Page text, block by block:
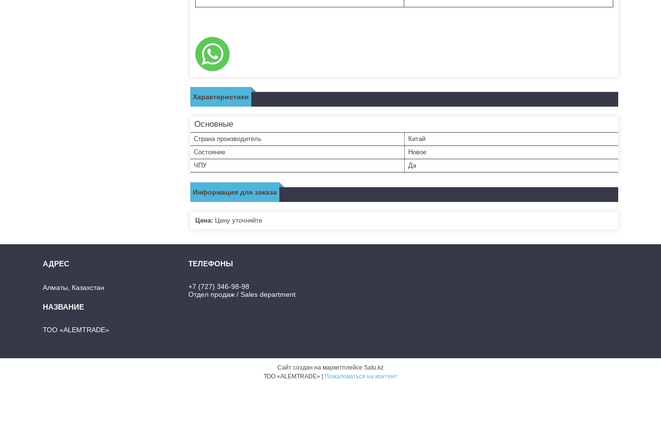
Характеристики
Основные
Страна производитель
Китай
Состояние
Новое
ЧПУ
Да
Информация для заказа
Цена: Цену уточняйте
Алматы, Казахстан
ТОО «ALEMTRADE»
+7 (727) 346-98-98
Отдел продаж / Sales department
Сайт создан на маркетплейсе Satu.kz
ТОО «ALEMTRADE» | Пожаловаться на контент